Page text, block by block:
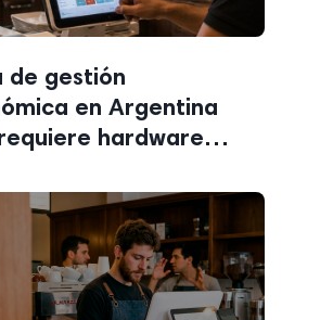
de gestión
en Argentina
hardware
o PC